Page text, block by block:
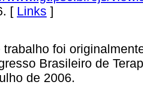
[ Links ]
trabalho foi
Brasileiro de
de 2006.